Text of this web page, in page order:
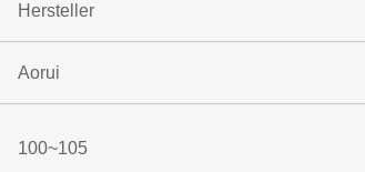
Hersteller
Aorui
100~105